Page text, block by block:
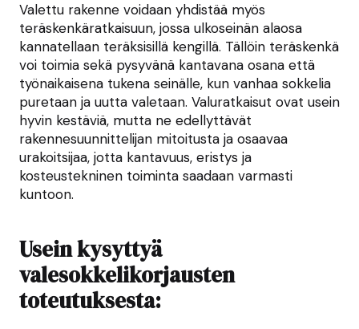
Valettu rakenne voidaan yhdistää myös
teräskenkäratkaisuun, jossa ulkoseinän alaosa
kannatellaan teräksisillä kengillä. Tällöin teräskenkä
voi toimia sekä pysyvänä kantavana osana että
työnaikaisena tukena seinälle, kun vanhaa sokkelia
puretaan ja uutta valetaan. Valuratkaisut ovat usein
hyvin kestäviä, mutta ne edellyttävät
rakennesuunnittelijan mitoitusta ja osaavaa
urakoitsijaa, jotta kantavuus, eristys ja
kosteustekninen toiminta saadaan varmasti
kuntoon.
Usein kysyttyä
valesokkelikorjausten
toteutuksesta: